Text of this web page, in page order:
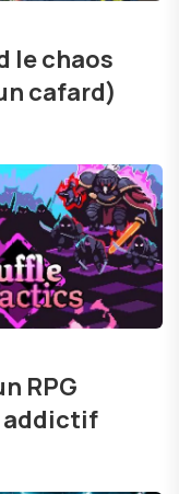
le chaos
cafard)
RPG
addictif